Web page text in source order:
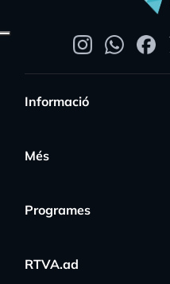
Informació
Més
Programes
RTVA.ad